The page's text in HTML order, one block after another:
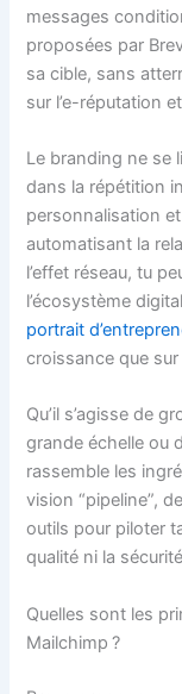
messages
proposées par
sa cible, sans
sur l’e-réputation
Le branding ne se
dans la répétition
personnalisation
automatisant la
l’effet réseau, tu
l’écosystème
portrait
croissance que
Qu’il s’agisse de
grande échelle ou
rassemble les
vision “pipeline”,
outils pour piloter
qualité ni la
Quelles sont les
Mailchimp ?